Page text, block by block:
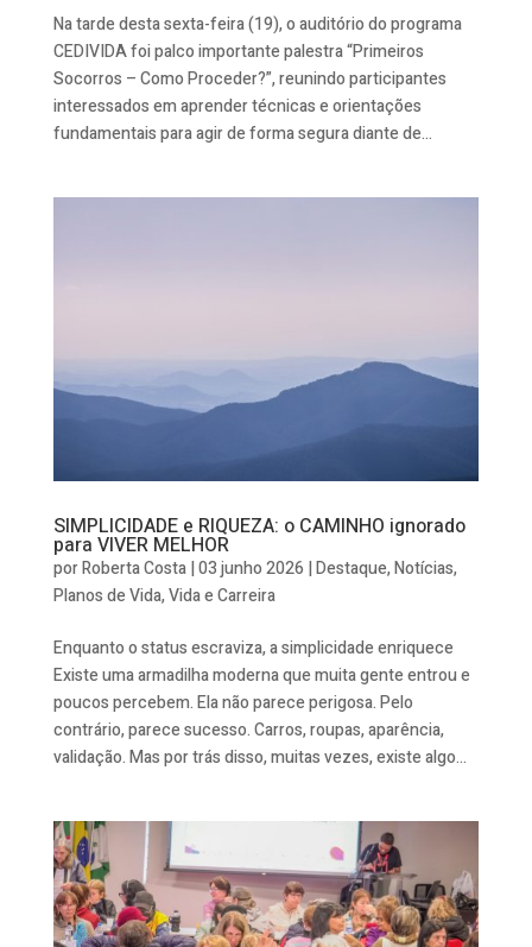
Na tarde desta sexta-feira (19), o auditório do programa
CEDIVIDA foi palco importante palestra “Primeiros
Socorros – Como Proceder?”, reunindo participantes
interessados em aprender técnicas e orientações
fundamentais para agir de forma segura diante de...
SIMPLICIDADE e RIQUEZA: o CAMINHO ignorado
para VIVER MELHOR
porRoberta Costa|03 junho 2026 |Destaque,Notícias,
Planos de Vida,Vida e Carreira
Enquanto o status escraviza, a simplicidade enriquece
Existe uma armadilha moderna que muita gente entrou e
poucos percebem. Ela não parece perigosa. Pelo
contrário, parece sucesso. Carros, roupas, aparência,
validação. Mas por trás disso, muitas vezes, existe algo...